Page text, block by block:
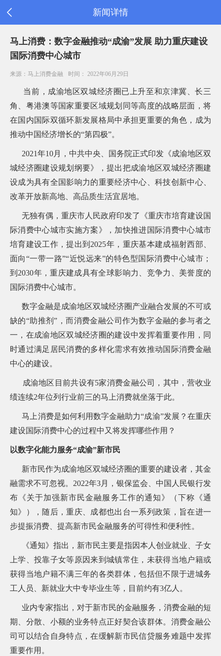
AIF
新闻详情
马上消费：数字金融推动“成渝”发展 助力重庆建设
国际消费中心城市
来源：马上消费金融 时间： 2022年06月29日
当前，成渝地区双城经济圈已上升至和京津冀、长三
角、粤港澳等国家重要区域规划同等高度的战略层面，将
在国内国际双循环新发展格局中承担更重要的角色，成为
推动中国经济增长的“第四极”。
2021年10月，中共中央、国务院正式印发《成渝地区双
城经济圈建设规划纲要》，提出把成渝地区双城经济圈建
设成为具有全国影响力的重要经济中心、科技创新中心、
改革开放新高地、高品质生活宜居地。
无独有偶，重庆市人民政府印发了
《重庆市培育建设国
际消费中心城市实施方案》
，加快推进国际消费中心城市
培育建设工作，提出到2025年，重庆基本建成福射西部、
面向“一带一路”“近悦远来”的特色型国际消费中心城市；
到2030年，重庆建成具有全球影响力、竞争力、美誉度的
国际消费中心城市。
数字金融是成渝地区双城经济圈产业融合发展的不可或
缺的“助推剂”，而消费金融公司作为数字金融的参与者之
一，在成渝地区双城经济圈的建设中发挥着重要作用，同
时通过满足居民消费的多样化需求有效推动国际消费金融
中心的建设。
成渝地区目前共设有5家消费金融公司，其中，营收业
绩连续2年位列行业前三的马上消费就坐落于此。
马上消费是如何利用数字金融助力“成渝”发展？在重庆
建设国际消费中心的过程中又将发挥哪些作用？
以数字化能力服务“成渝”新市民
新市民作为成渝地区双城经济圈的重要的建设者，其金
融需求不可忽视。2022年3月，银保监会、中国人民银行发
布《关于加强新市民金融服务工作的通知》（下称《通
知》），随后，重庆、成都也出台一系列政策，旨在进一
步提振消费、提高新市民金融服务的可得性和便利性。
《通知》指出，新市民主要是指因本人创业就业、子女
上学、投靠子女等原因来到城镇常住，未获得当地户籍或
获得当地户籍不满三年的各类群体，包括但不限于进城务
工人员、新就业大中专毕业生等，目前约有3亿人。
业内专家指出，对于新市民的金融服务，消费金融的短
期、分散、小额的业务特点正好契合该群体。消费金融公
司可以结合自身特点，在缓解新市民信贷服务难题中发挥
重要作用。